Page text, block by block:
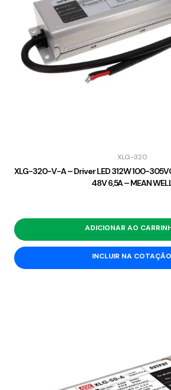
XLG-320
XLG-320-V-A – Driver LED 312W 100-
48V 6,5A – MEAN
ADICIONAR AO
INCLUIR NA COTAÇÃO